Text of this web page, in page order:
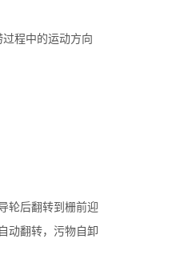
程中的运动方向
轮后翻转到栅前迎
动翻转，污物自卸